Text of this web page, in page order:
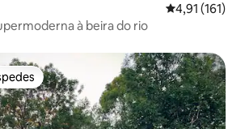
4,91 de uma
4,91 (161)
à beira do rio